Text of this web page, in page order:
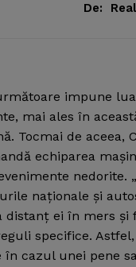
De:
impune
mai ales în
Tocmai de aceea,
echiparea
nedorite.
naţionale şi
ei în mers şi
specifice.
cazul unei pene